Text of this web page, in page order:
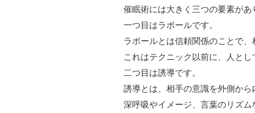
催眠術には大きく三つの要素があ
一つ目はラポールです。
ラポールとは信頼関係のことで
これはテクニック以前に、人とし
二つ目は誘導です。
誘導とは、相手の意識を外側から
深呼吸やイメージ、言葉のリズム